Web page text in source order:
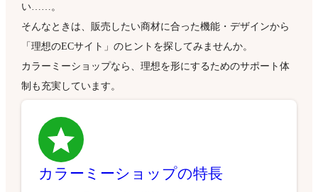
い……。
そんなときは、販売したい商材に合った機能・デザインから
「理想のECサイト」のヒントを探してみませんか。
カラーミーショップなら、理想を形にするためのサポート体
制も充実しています。
カラーミーショップの特長